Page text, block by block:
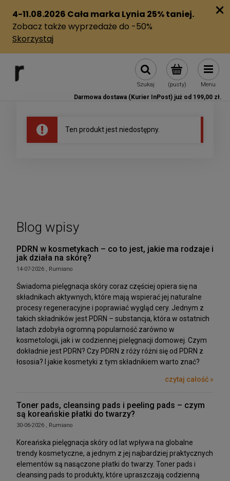
(pusty)
Szukaj Menu
Darmowa dostawa (Kurier InPost) już od 199,00 zł.
Ten produkt jest niedostępny.
Blog wpisy
PDRN w kosmetykach – co to jest, jakie ma rodzaje i
jak działa na skórę?
14-07-2026 , Rumiano
Świadoma pielęgnacja skóry coraz częściej opiera się na
składnikach aktywnych, które mają wspierać jej naturalne
procesy regeneracyjne i poprawiać wygląd cery. Jednym z
takich składników jest PDRN – substancja, która w ostatnich
latach zdobyła ogromną popularność zarówno w
kosmetologii, jak i w codziennej pielęgnacji domowej. Czym
dokładnie jest PDRN? Czy PDRN z róży różni się od PDRN z
łososia? I jakie kosmetyki z tym składnikiem warto znać?
czytaj całość »
Toner pads, cleansing pads i peeling pads – czym
są koreańskie płatki do twarzy?
30-06-2026 , Rumiano
Koreańska pielęgnacja skóry od lat wpływa na globalne
trendy kosmetyczne, a jednym z jej najbardziej praktycznych
elementów są nasączone płatki do twarzy. Toner pads i
cleansing pads to produkty, które upraszczają codzienną